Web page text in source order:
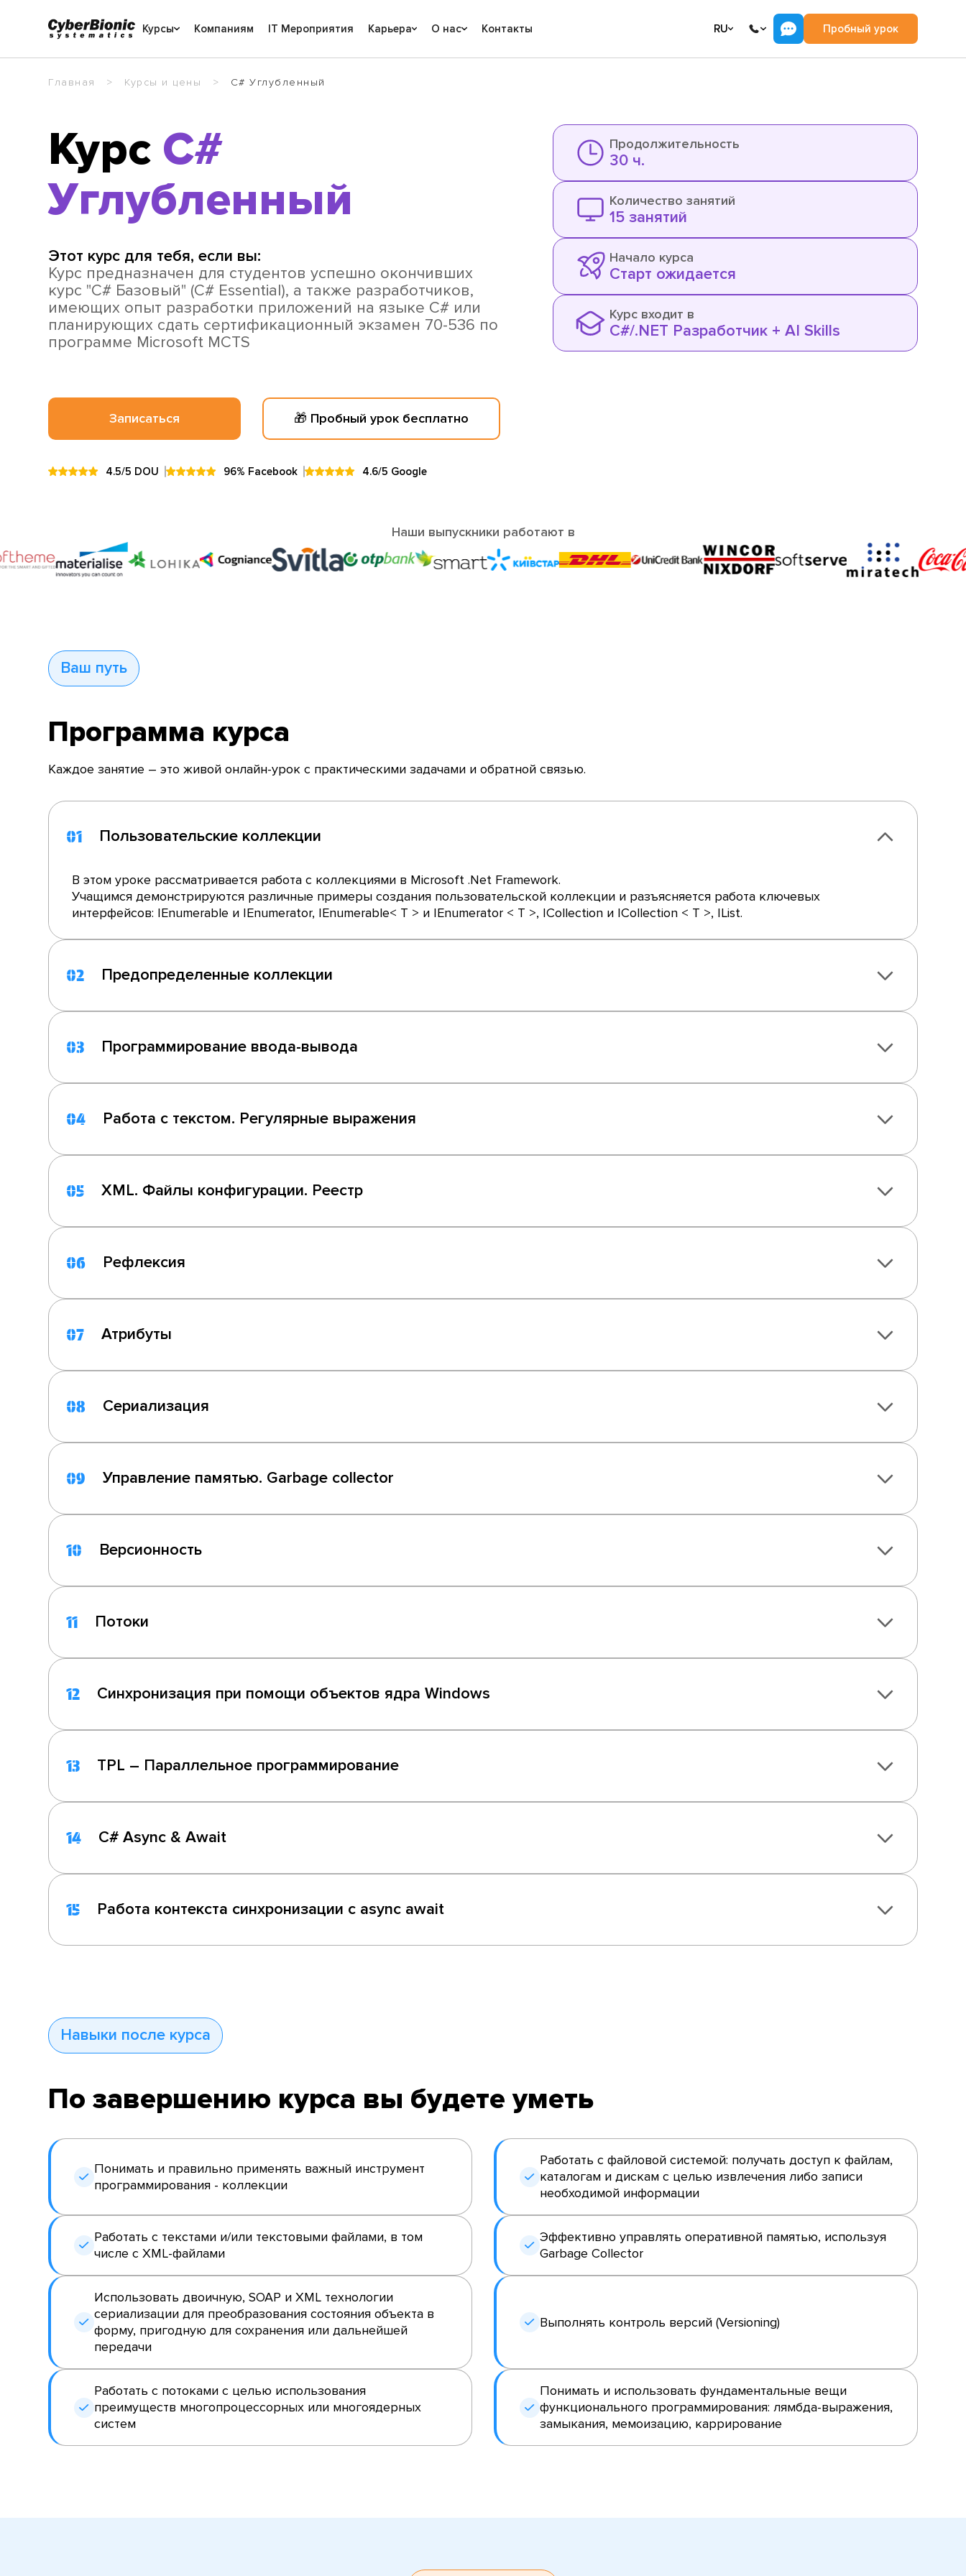
Курсы Компаниям IT Мероприятия Карьера О нас Контакты RU Пробный урок
Главная Курсы и цены C# Углубленный
Курс C#
Углубленный
Этот курс для тебя, если вы:
Курс предназначен для студентов успешно окончивших
курс "С# Базовый" (С# Essential), а также разработчиков,
имеющих опыт разработки приложений на языке C# или
планирующих сдать сертификационный экзамен 70-536 по
программе Microsoft MCTS
Записаться 🎁 Пробный урок бесплатно
4.5/5 DOU 96% Facebook 4.6/5 Google
Продолжительность
30 ч.
Количество занятий
15 занятий
Начало курса
Старт ожидается
Курс входит в
C#/.NET Разработчик + AI Skills
Наши выпускники работают в
Ваш путь
Программа курса
Каждое занятие – это живой онлайн-урок с практическими задачами и обратной связью.
01 Пользовательские коллекции
В этом уроке рассматривается работа с коллекциями в Microsoft .Net Framework.
Учащимся демонстрируются различные примеры создания пользовательской коллекции и разъясняется работа ключевых
интерфейсов: IEnumerable и IEnumerator, IEnumerable< T > и IEnumerator < T >, ICollection и ICollection < T >, IList.
02 Предопределенные коллекции
03 Программирование ввода-вывода
04 Работа с текстом. Регулярные выражения
05 XML. Файлы конфигурации. Реестр
06 Рефлексия
07 Атрибуты
08 Сериализация
09 Управление памятью. Garbage collector
10 Версионность
11 Потоки
12 Синхронизация при помощи объектов ядра Windows
13 TPL – Параллельное программирование
14 C# Async & Await
15 Работа контекста синхронизации с async await
Навыки после курса
По завершению курса вы будете уметь
Понимать и правильно применять важный инструмент
программирования - коллекции
Работать с файловой системой: получать доступ к файлам,
каталогам и дискам с целью извлечения либо записи
необходимой информации
Работать с текстами и/или текстовыми файлами, в том
числе с XML-файлами
Эффективно управлять оперативной памятью, используя
Garbage Collector
Использовать двоичную, SOAP и XML технологии
сериализации для преобразования состояния объекта в
форму, пригодную для сохранения или дальнейшей
передачи
Выполнять контроль версий (Versioning)
Работать с потоками с целью использования
преимуществ многопроцессорных или многоядерных
систем
Понимать и использовать фундаментальные вещи
функционального программирования: лямбда-выражения,
замыкания, мемоизацию, каррирование